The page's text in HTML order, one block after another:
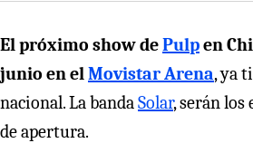
El próximo show dePulpen
junio en elMovistar Arena, ya
nacional. La bandaSolar, serán los
de apertura.